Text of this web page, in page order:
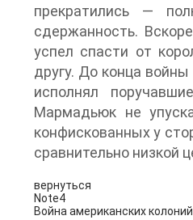
прекратились —
сдержанность.
успел спасти от
другу. До конца
исполнял
Мармадьюк не
конфискованных у
сравнительно низкой
вернуться
Note4
Война американских